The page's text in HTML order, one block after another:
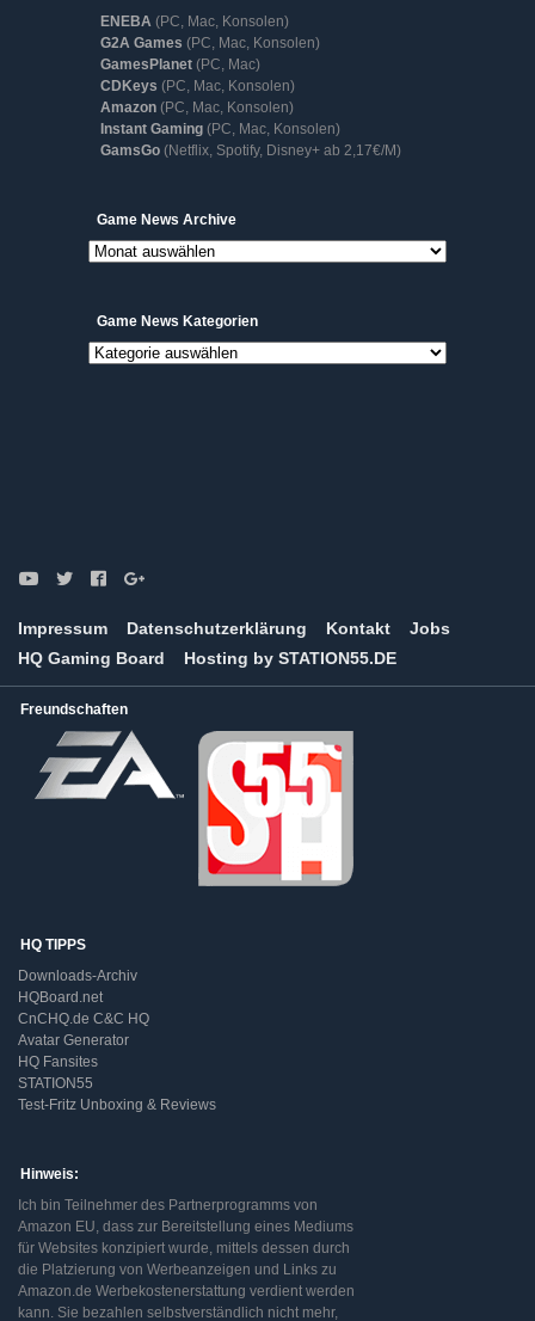
ENEBA (PC, Mac, Konsolen)
G2A Games (PC, Mac, Konsolen)
GamesPlanet (PC, Mac)
CDKeys (PC, Mac, Konsolen)
Amazon (PC, Mac, Konsolen)
Instant Gaming (PC, Mac, Konsolen)
GamsGo (Netflix, Spotify, Disney+ ab 2,17€/M)
Game News ArchiveGame
News
Archive
Game News Kategorien
Game
Impressum Datenschutzerklärung Kontakt
Jobs
HQ Gaming Board
Hosting by STATION55.DE
Freundschaften
HQ TIPPS
Downloads-Archiv
HQBoard.net
CnCHQ.de C&C HQ
Avatar Generator
HQ Fansites
STATION55
Test-Fritz Unboxing & Reviews
Hinweis:
Ich bin Teilnehmer des Partnerprogramms von
Amazon EU, dass zur Bereitstellung eines Mediums
für Websites konzipiert wurde, mittels dessen durch
die Platzierung von Werbeanzeigen und Links zu
Amazon.de Werbekostenerstattung verdient werden
kann. Sie bezahlen selbstverständlich nicht mehr,